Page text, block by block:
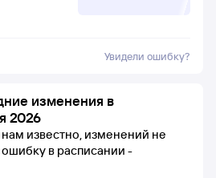
Увидели ошибку?
изменения в
2026
нам известно, изменений не
в расписании -